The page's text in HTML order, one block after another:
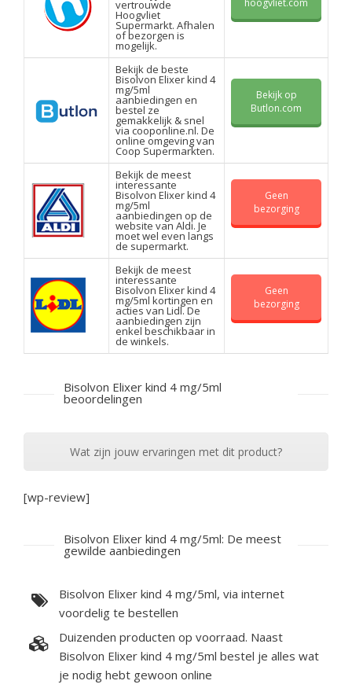
vertrouwde
Hoogvliet
Supermarkt. Afhalen
of bezorgen is
mogelijk.
hoogvliet.com
Bekijk de beste
Bisolvon Elixer kind 4
mg/5ml
aanbiedingen en
bestel ze
gemakkelijk & snel
via cooponline.nl. De
online omgeving van
Coop Supermarkten.
Bekijk op
Butlon.com
Bekijk de meest
interessante
Bisolvon Elixer kind 4
mg/5ml
aanbiedingen op de
website van Aldi. Je
moet wel even langs
de supermarkt.
Geen
bezorging
Bekijk de meest
interessante
Bisolvon Elixer kind 4
mg/5ml kortingen en
acties van Lidl. De
aanbiedingen zijn
enkel beschikbaar in
de winkels.
Geen
bezorging
Bisolvon Elixer kind 4 mg/5ml
beoordelingen
Wat zijn jouw ervaringen met dit product?
[wp-review]
Bisolvon Elixer kind 4 mg/5ml: De meest
gewilde aanbiedingen
Bisolvon Elixer kind 4 mg/5ml, via internet
voordelig te bestellen
Duizenden producten op voorraad. Naast
Bisolvon Elixer kind 4 mg/5ml bestel je alles wat
je nodig hebt gewoon online